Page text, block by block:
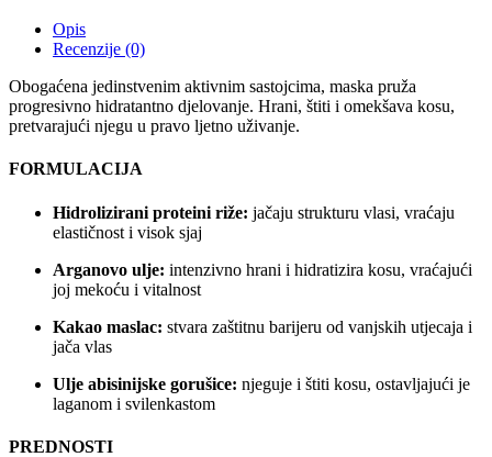
Opis
Recenzije (0)
Obogaćena jedinstvenim aktivnim sastojcima, maska pruža
progresivno hidratantno djelovanje. Hrani, štiti i omekšava kosu,
pretvarajući njegu u pravo ljetno uživanje.
FORMULACIJA
Hidrolizirani proteini riže: jačaju strukturu vlasi, vraćaju
elastičnost i visok sjaj
Arganovo ulje: intenzivno hrani i hidratizira kosu, vraćajući
joj mekoću i vitalnost
Kakao maslac: stvara zaštitnu barijeru od vanjskih utjecaja i
jača vlas
Ulje abisinijske gorušice: njeguje i štiti kosu, ostavljajući je
laganom i svilenkastom
PREDNOSTI